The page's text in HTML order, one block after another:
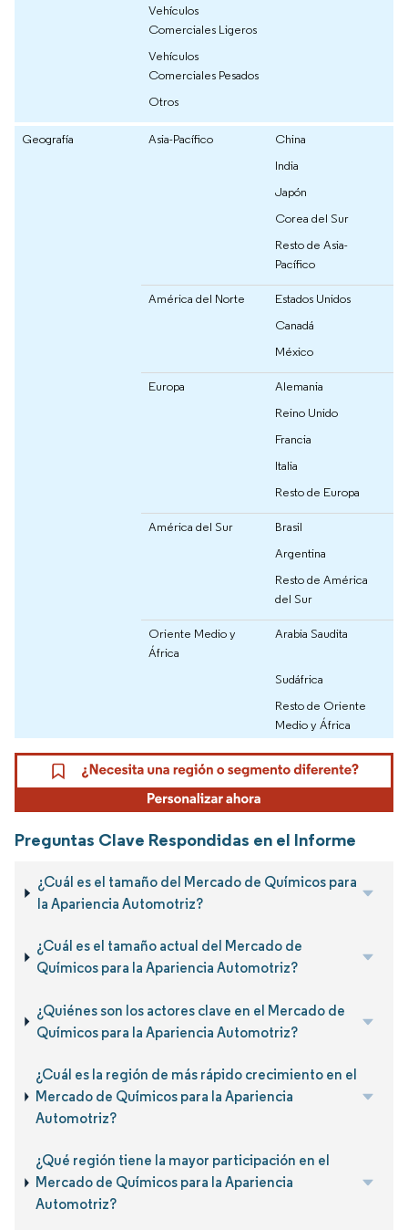
Vehículos
Comerciales Ligeros
Vehículos
Comerciales Pesados
Otros
Geografía Asia-Pacífico
China
India
Japón
Corea del Sur
Resto de Asia-
Pacífico
América del Norte
Estados Unidos
Canadá
México
Europa
Alemania
Reino Unido
Francia
Italia
Resto de Europa
América del Sur
Brasil
Argentina
Resto de América
del Sur
Oriente Medio y
África
Arabia Saudita
Sudáfrica
Resto de Oriente
Medio y África
Preguntas Clave Respondidas en el Informe
¿Cuál es el tamaño del Mercado de Químicos para
la Apariencia Automotriz?
¿Cuál es el tamaño actual del Mercado de
Químicos para la Apariencia Automotriz?
¿Quiénes son los actores clave en el Mercado de
Químicos para la Apariencia Automotriz?
¿Cuál es la región de más rápido crecimiento en el
Mercado de Químicos para la Apariencia
Automotriz?
¿Qué región tiene la mayor participación en el
Mercado de Químicos para la Apariencia
Automotriz?